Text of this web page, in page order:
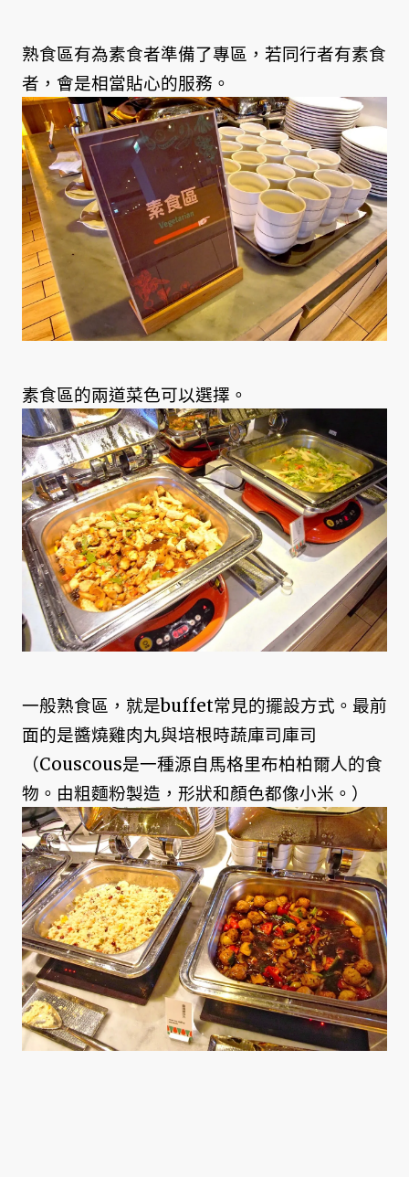
熟食區有為素食者準備了專區，若同行者有素食
者，會是相當貼心的服務。
素食區的兩道菜色可以選擇。
一般熟食區，就是buffet常見的擺設方式。最前
面的是醬燒雞肉丸與培根時蔬庫司庫司
（Couscous是一種源自馬格里布柏柏爾人的食
物。由粗麵粉製造，形狀和顏色都像小米。）